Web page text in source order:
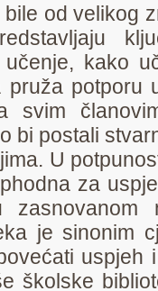
od velikog
kako
pruža potporu
svim
bi postali
U
za
zasnovanom
je sinonim
uspjeh
školske